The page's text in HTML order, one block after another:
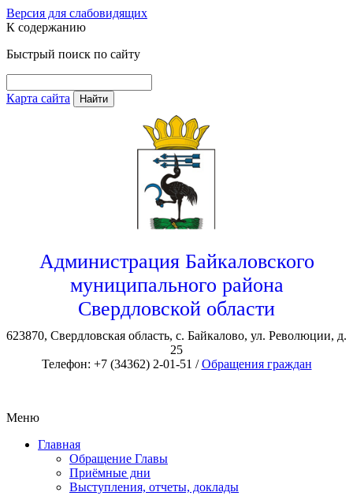
Версия для слабовидящих
К содержанию
Быстрый поиск по сайту
Карта сайта Найти
Администрация Байкаловского
муниципального района
Свердловской области
623870, Свердловская область, с. Байкалово, ул. Революции, д.
25
Телефон: +7 (34362) 2-01-51 /Обращения граждан
Меню
Главная
Обращение Главы
Приёмные дни
Выступления, отчеты, доклады